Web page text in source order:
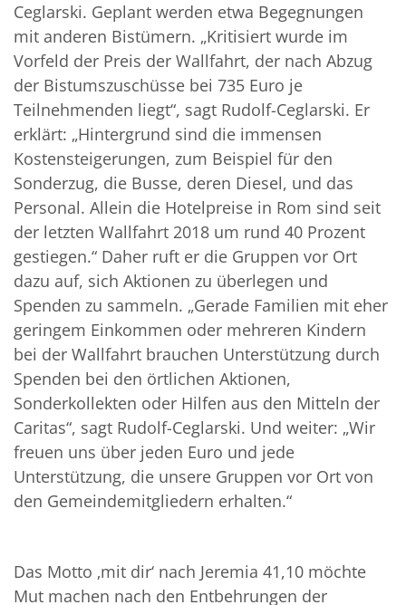
Ceglarski. Geplant werden etwa Begegnungen
mit anderen Bistümern. „Kritisiert wurde im
Vorfeld der Preis der Wallfahrt, der nach Abzug
der Bistumszuschüsse bei 735 Euro je
Teilnehmenden liegt“, sagt Rudolf-Ceglarski. Er
erklärt: „Hintergrund sind die immensen
Kostensteigerungen, zum Beispiel für den
Sonderzug, die Busse, deren Diesel, und das
Personal. Allein die Hotelpreise in Rom sind seit
der letzten Wallfahrt 2018 um rund 40 Prozent
gestiegen.“ Daher ruft er die Gruppen vor Ort
dazu auf, sich Aktionen zu überlegen und
Spenden zu sammeln. „Gerade Familien mit eher
geringem Einkommen oder mehreren Kindern
bei der Wallfahrt brauchen Unterstützung durch
Spenden bei den örtlichen Aktionen,
Sonderkollekten oder Hilfen aus den Mitteln der
Caritas“, sagt Rudolf-Ceglarski. Und weiter: „Wir
freuen uns über jeden Euro und jede
Unterstützung, die unsere Gruppen vor Ort von
den Gemeindemitgliedern erhalten.“
Das Motto ‚mit dir‘ nach Jeremia 41,10 möchte
Mut machen nach den Entbehrungen der